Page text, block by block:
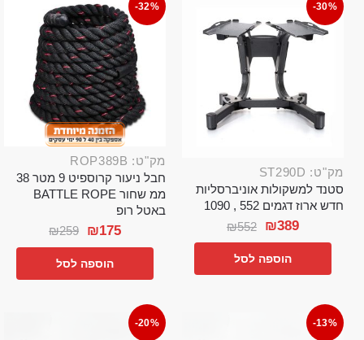
-30%
מק"ט: ST290D
סטנד למשקולות אוניברסליות
חדש ארוז דגמים 552 , 1090
₪552 ₪389
הוספה לסל
-32%
מק"ט: ROP389B
חבל ניעור קרוספיט 9 מטר 38
ממ שחור BATTLE ROPE
באטל רופ
₪259 ₪175
הוספה לסל
-13%
-20%